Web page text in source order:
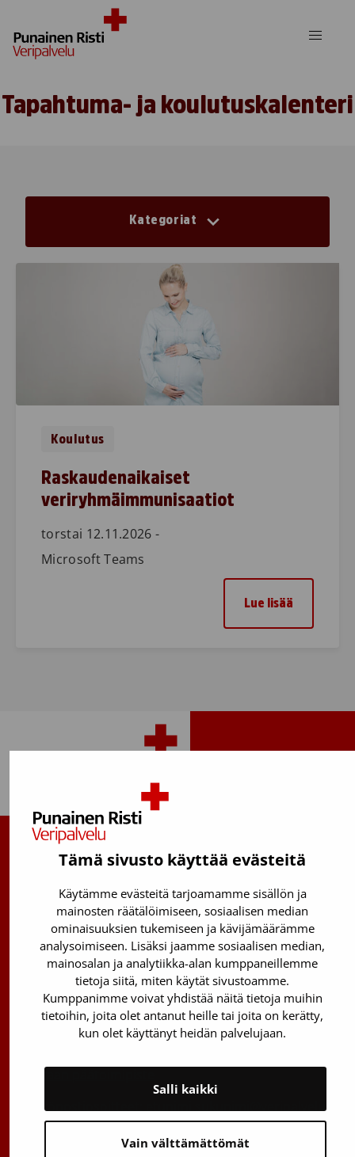
Tämä sivusto käyttää evästeitä
Käytämme evästeitä tarjoamamme sisällön ja
mainosten räätälöimiseen, sosiaalisen median
ominaisuuksien tukemiseen ja kävijämäärämme
analysoimiseen. Lisäksi jaamme sosiaalisen median,
mainosalan ja analytiikka-alan kumppaneillemme
tietoja siitä, miten käytät sivustoamme.
Kumppanimme voivat yhdistää näitä tietoja muihin
tietoihin, joita olet antanut heille tai joita on kerätty,
kun olet käyttänyt heidän palvelujaan.
Vain välttämättömät
Salli kaikki
Tapahtuma- ja koulutuskalenteri
Kategoriat
Koulutus
Raskaudenaikaiset
veriryhmäimmunisaatiot
torstai 12.11.2026 -
Microsoft Teams
Lue lisää
Suomen Punainen Risti, Veripalvelu
Maksuton verenluovuttajien info:
0800 05801(ma–pe 8–17)
Kantasolurekisterin info:
029 300 1515
Härkälenkki 13
01730 Vantaa
Toimipisteiden yhteystiedot
Vantaan päätoimipiste
Sähköpostiosoitteet: etunimi.sukunimi@veripalvelu.fi
029 300 1010